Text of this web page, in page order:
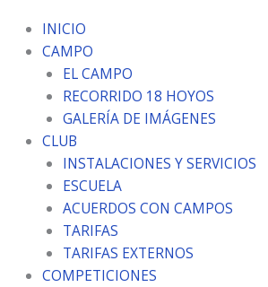
INICIO
CAMPO
EL CAMPO
RECORRIDO 18 HOYOS
GALERÍA DE IMÁGENES
CLUB
INSTALACIONES Y SERVICIOS
ESCUELA
ACUERDOS CON CAMPOS
TARIFAS
TARIFAS EXTERNOS
COMPETICIONES